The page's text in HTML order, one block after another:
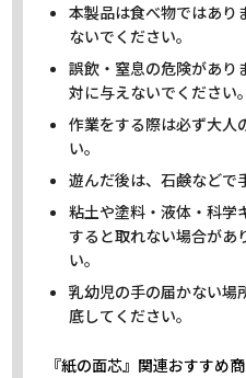
本製品は食べ物ではあり
ないでください。
誤飲・窒息の危険があり
対に与えないでください。
作業をする際は必ず大人
い。
遊んだ後は、石鹸などで
粘土や塗料・液体・科学
すると取れない場合があ
い。
乳幼児の手の届かない場
底してください。
『紙の面芯』関連おすすめ